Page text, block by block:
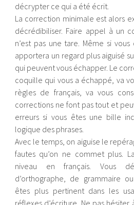
décrypter ce qui a été écrit.
La correction minimale est alors
décrédibiliser. Faire appel à un
n’est pas une tare. Même si
apportera un regard plus aiguisé
qui peuvent vous échapper. Le
coquille qui vous a échappé, va
règles de français, va vous
corrections ne font pas tout et
erreurs si vous êtes une bille
logique des phrases.
Avec le temps, on aiguise le
fautes qu’on ne commet plus.
niveau en français. Vous
d’orthographe, de grammaire
êtes plus pertinent dans les